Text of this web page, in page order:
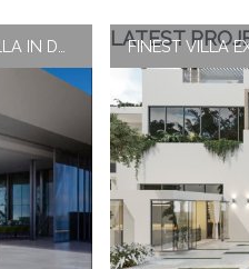
LATEST